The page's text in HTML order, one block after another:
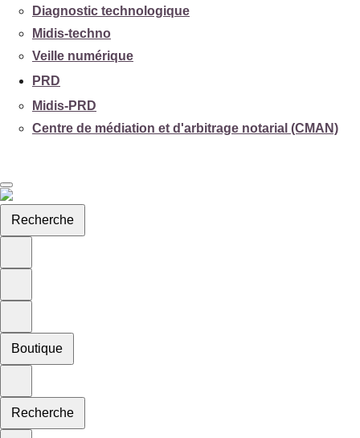
Diagnostic technologique
Midis-techno
Veille numérique
PRD
Midis-PRD
Centre de médiation et d'arbitrage notarial (CMAN)
Recherche
Boutique
Recherche